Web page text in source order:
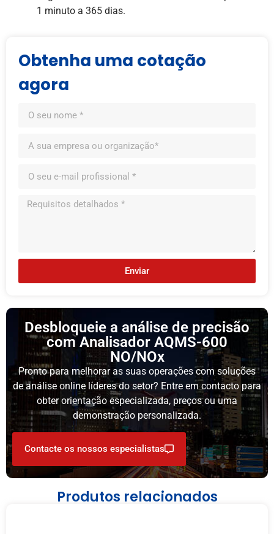
1 minuto a 365 dias.
Obtenha uma cotação
agora
Enviar
Desbloqueie a análise de precisão
com Analisador AQMS-600
NO/NOx
Pronto para melhorar as suas operações com soluções
de análise online líderes do setor? Entre em contacto para
obter orientação especializada, preços ou uma
demonstração personalizada.
Contacte os nossos especialistas
Produtos relacionados